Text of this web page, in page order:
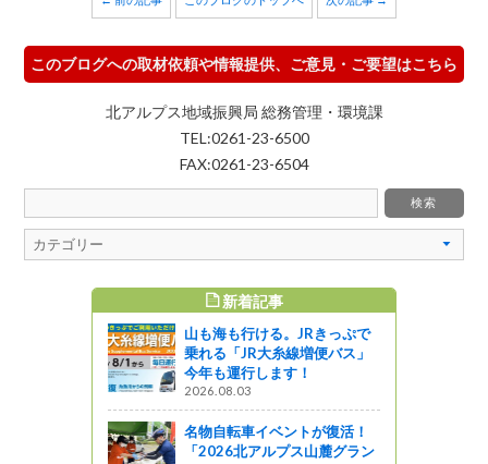
このブログへの取材依頼や情報提供、ご意見・ご要望はこちら
北アルプス地域振興局 総務管理・環境課
TEL:0261-23-6500
FAX:0261-23-6504
新着記事
山も海も行ける。JRきっぷで
乗れる「JR大糸線増便バス」
今年も運行します！
2026.08.03
名物自転車イベントが復活！
「2026北アルプス山麓グラン